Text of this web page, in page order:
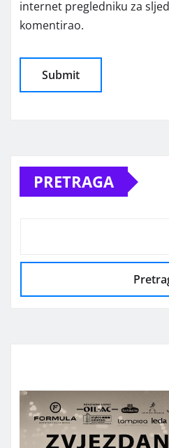
internet pregledniku za
komentirao.
PRETRAGA